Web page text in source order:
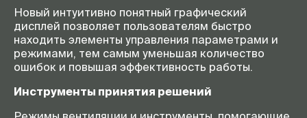
Новый интуитивно понятный графический
дисплей позволяет пользователям быстро
находить элементы управления параметрами и
режимами, тем самым уменьшая количество
ошибок и повышая эффективность работы.
Инструменты принятия решений